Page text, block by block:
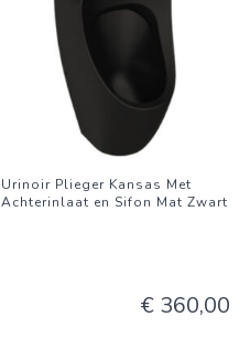
Urinoir Plieger Kansas Met
Achterinlaat en Sifon Mat Zwart
€ 360,00